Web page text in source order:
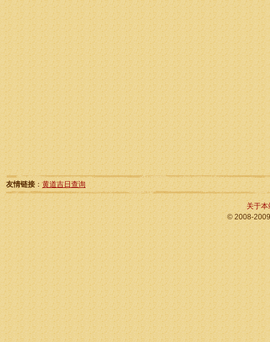
友情链接：黄道吉日查询
关于本
© 2008-